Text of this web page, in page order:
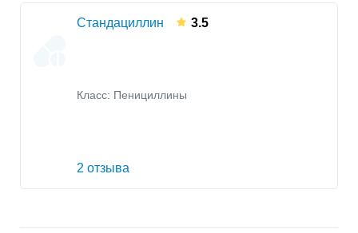
Стандациллин 3.5
Класс: Пенициллины
2 отзыва